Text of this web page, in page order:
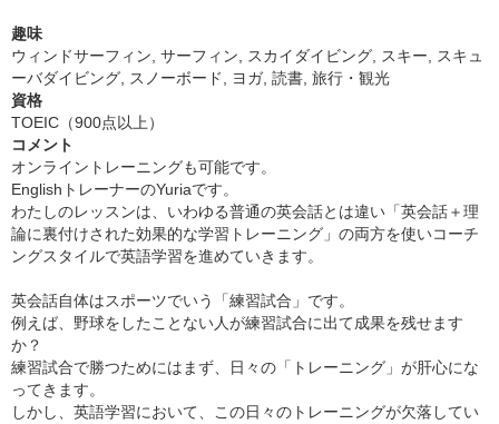
趣味
ウィンドサーフィン, サーフィン, スカイダイビング, スキー, スキュ
ーバダイビング, スノーボード, ヨガ, 読書, 旅行・観光
資格
TOEIC（900点以上）
コメント
オンライントレーニングも可能です。
EnglishトレーナーのYuriaです。
わたしのレッスンは、いわゆる普通の英会話とは違い「英会話＋理
論に裏付けされた効果的な学習トレーニング」の両方を使いコーチ
ングスタイルで英語学習を進めていきます。
英会話自体はスポーツでいう「練習試合」です。
例えば、野球をしたことない人が練習試合に出て成果を残せます
か？
練習試合で勝つためにはまず、日々の「トレーニング」が肝心にな
ってきます。
しかし、英語学習において、この日々のトレーニングが欠落してい